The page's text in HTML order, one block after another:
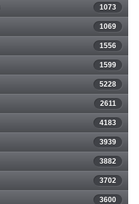
1073
1069
1556
1599
5228
2611
4183
3939
3882
3702
3600